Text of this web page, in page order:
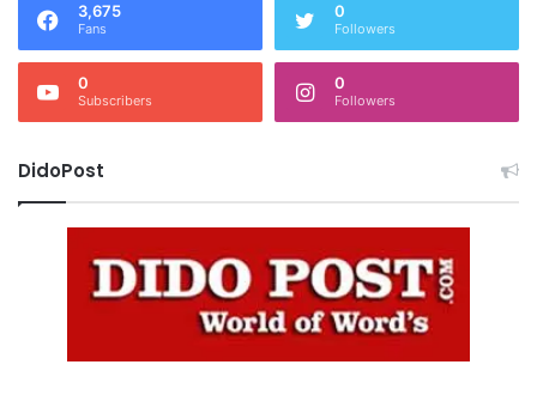
3,675
Fans
0
Followers
0
Subscribers
0
Followers
DidoPost